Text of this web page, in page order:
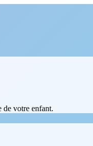
de votre enfant.